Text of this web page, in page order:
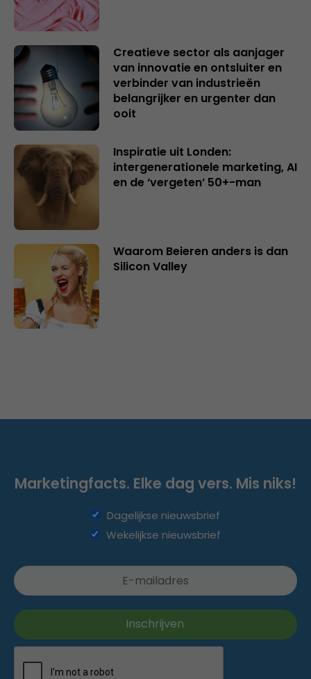
Creatieve sector als aanjager
van innovatie en ontsluiter en
verbinder van industrieën
belangrijker en urgenter dan
ooit
Inspiratie uit Londen:
intergenerationele marketing, AI
en de ‘vergeten’ 50+-man
Waarom Beieren anders is dan
Silicon Valley
Marketingfacts. Elke dag vers. Mis niks!
Dagelijkse nieuwsbrief
Wekelijkse nieuwsbrief